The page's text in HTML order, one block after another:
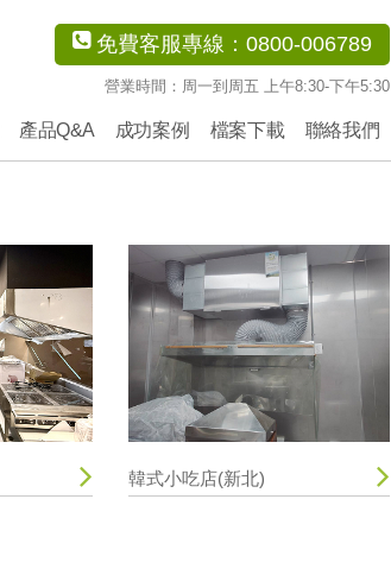
免費客服專線：0800-006789
營業時間：周一到周五 上午8:30-下午5:30
產品Q&A 成功案例 檔案下載 聯絡我們
韓式小吃店(新北)